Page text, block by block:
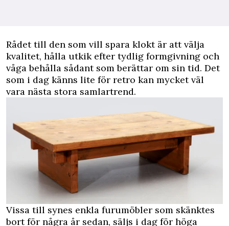
Rådet till den som vill spara klokt är att välja
kvalitet, hålla utkik efter tydlig formgivning och
våga behålla sådant som berättar om sin tid. Det
som i dag känns lite för retro kan mycket väl
vara nästa stora samlartrend.
Vissa till synes enkla furumöbler som skänktes
bort för några år sedan, säljs i dag för höga